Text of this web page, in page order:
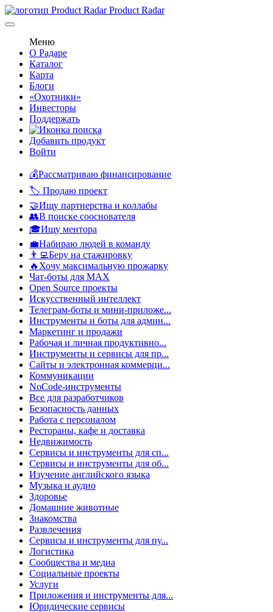
Product Radar
Меню
О Радаре
Каталог
Карта
Блоги
«Охотники»
Инвесторы
Поддержать
Добавить продукт
Войти
💰Рассматриваю финансирование
🏷️ Продаю проект
🤝Ищу партнерства и коллабы
👥В поиске сооснователя
🎓Ищу ментора
💼Набираю людей в команду
👨‍💻Беру на стажировку
🔥Хочу максимальную прожарку
Чат-боты для MAX
Open Source проекты
Искусственный интеллект
Телеграм-боты и мини-приложе...
Инструменты и боты для админ...
Маркетинг и продажи
Рабочая и личная продуктивно...
Инструменты и сервисы для пр...
Сайты и электронная коммерци...
Коммуникации
NoCode-инструменты
Все для разработчиков
Безопасность данных
Работа с персоналом
Рестораны, кафе и доставка
Недвижимость
Сервисы и инструменты для сп...
Сервисы и инструменты для об...
Изучение английского языка
Музыка и аудио
Здоровье
Домашние животные
Знакомства
Развлечения
Сервисы и инструменты для пу...
Логистика
Сообщества и медиа
Социальные проекты
Услуги
Приложения и инструменты для...
Юридические сервисы